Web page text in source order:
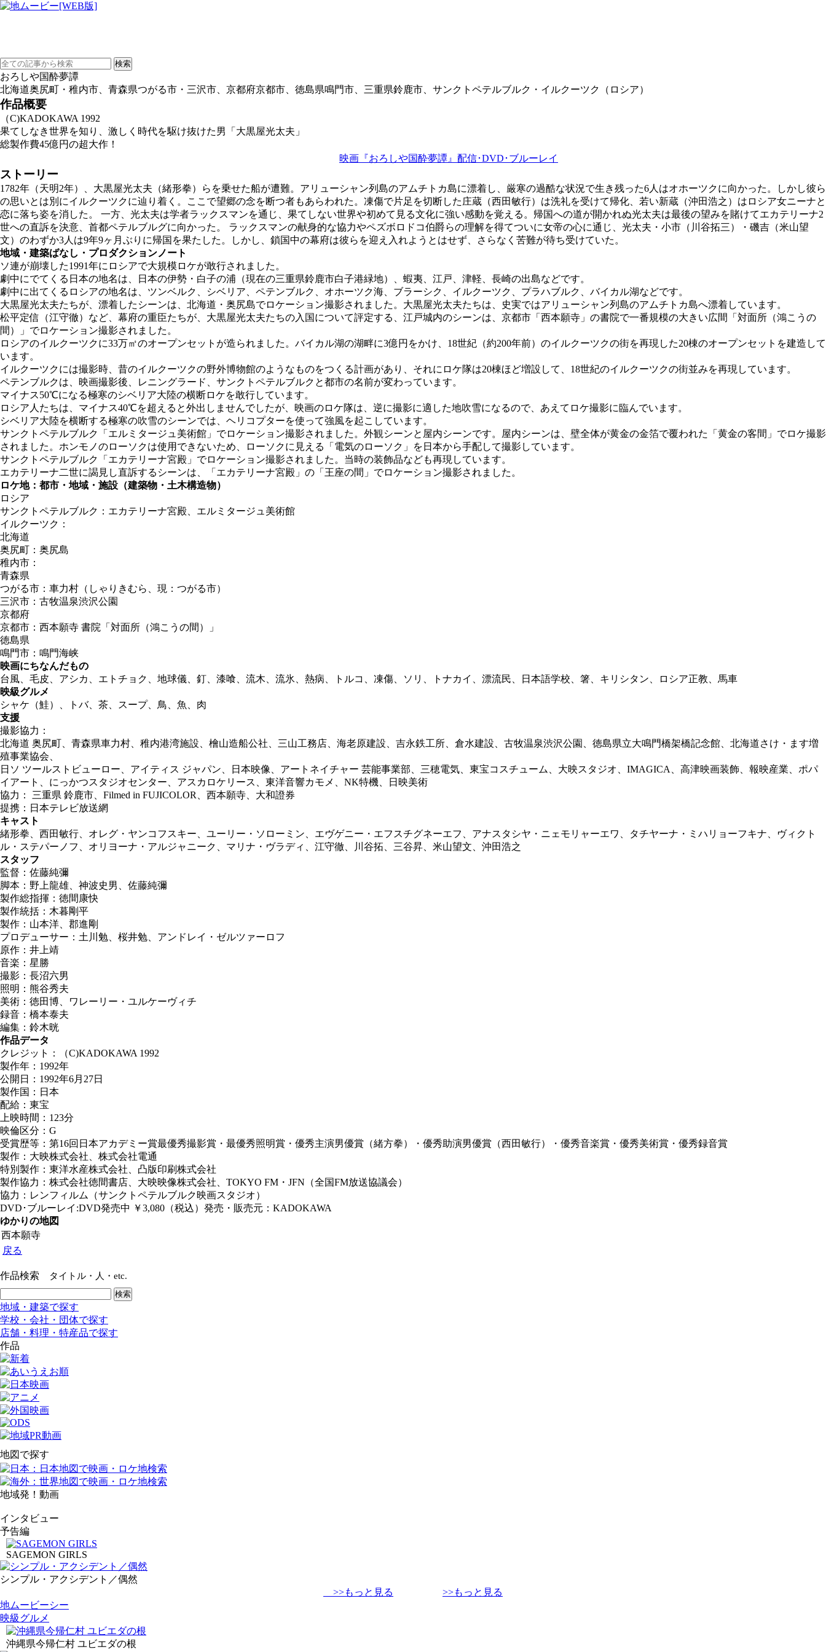
おろしや国酔夢譚
北海道奥尻町・稚内市、青森県つがる市・三沢市、京都府京都市、徳島県鳴門市、三重県鈴鹿市、サンクトペテルブルク・イルクーツク（ロシア）
作品概要
（C)KADOKAWA 1992
果てしなき世界を知り、激しく時代を駆け抜けた男「大黒屋光太夫」
総製作費45億円の超大作！
映画『おろしや国酔夢譚』配信･DVD･ブルーレイ
ストーリー
1782年（天明2年）、大黒屋光太夫（緒形拳）らを乗せた船が遭難。アリューシャン列島のアムチトカ島に漂着し、厳寒の過酷な状況で生き残った6人はオホーツクに向かった。しかし彼ら
の思いとは別にイルクーツクに辿り着く。ここで望郷の念を断つ者もあらわれた。凍傷で片足を切断した庄蔵（西田敏行）は洗礼を受けて帰化、若い新蔵（沖田浩之）はロシア女ニーナと
恋に落ち姿を消した。 一方、光太夫は学者ラックスマンを通じ、果てしない世界や初めて見る文化に強い感動を覚える。帰国への道が開かれぬ光太夫は最後の望みを賭けてエカテリーナ2
世への直訴を決意、首都ペテルブルグに向かった。 ラックスマンの献身的な協力やペズボロドコ伯爵らの理解を得てついに女帝の心に通じ、光太夫・小市（川谷拓三）・磯吉（米山望
文）のわずか3人は9年9ヶ月ぶりに帰国を果たした。しかし、鎖国中の幕府は彼らを迎え入れようとはせず、さらなく苦難が待ち受けていた。
地域・建築ばなし・プロダクションノート
ソ連が崩壊した1991年にロシアで大規模ロケが敢行されました。
劇中にでてくる日本の地名は、日本の伊勢・白子の浦（現在の三重県鈴鹿市白子港緑地）、蝦夷、江戸、津軽、長崎の出島などです。
劇中に出てくるロシアの地名は、ツンベルク、シベリア、ペテンブルク、オホーツク海、ブラーシク、イルクーツク、プラハブルク、バイカル湖などです。
大黒屋光太夫たちが、漂着したシーンは、北海道・奥尻島でロケーション撮影されました。大黒屋光太夫たちは、史実ではアリューシャン列島のアムチトカ島へ漂着しています。
松平定信（江守徹）など、幕府の重臣たちが、大黒屋光太夫たちの入国について評定する、江戸城内のシーンは、京都市「西本願寺」の書院で一番規模の大きい広間「対面所（鴻こうの
間）」でロケーション撮影されました。
ロシアのイルクーツクに33万㎡のオープンセットが造られました。バイカル湖の湖畔に3億円をかけ、18世紀（約200年前）のイルクーツクの街を再現した20棟のオープンセットを建造して
います。
イルクーツクには撮影時、昔のイルクーツクの野外博物館のようなものをつくる計画があり、それにロケ隊は20棟ほど増設して、18世紀のイルクーツクの街並みを再現しています。
ペテンブルクは、映画撮影後、レニングラード、サンクトペテルブルクと都市の名前が変わっています。
マイナス50℃になる極寒のシベリア大陸の横断ロケを敢行しています。
ロシア人たちは、マイナス40℃を超えると外出しませんでしたが、映画のロケ隊は、逆に撮影に適した地吹雪になるので、あえてロケ撮影に臨んでいます。
シベリア大陸を横断する極寒の吹雪のシーンでは、ヘリコプターを使って強風を起こしています。
サンクトペテルブルク「エルミタージュ美術館」でロケーション撮影されました。外観シーンと屋内シーンです。屋内シーンは、壁全体が黄金の金箔で覆われた「黄金の客間」でロケ撮影
されました。ホンモノのローソクは使用できないため、ローソクに見える「電気のローソク」を日本から手配して撮影しています。
サンクトペテルブルク「エカテリーナ宮殿」でロケーション撮影されました。当時の装飾品なども再現しています。
エカテリーナ二世に謁見し直訴するシーンは、「エカテリーナ宮殿」の「王座の間」でロケーション撮影されました。
ロケ地：都市・地域・施設（建築物・土木構造物）
ロシア
サンクトペテルブルク：エカテリーナ宮殿、エルミタージュ美術館
イルクーツク：
北海道
奥尻町：奥尻島
稚内市：
青森県
つがる市：車力村（しゃりきむら、現：つがる市）
三沢市：古牧温泉渋沢公園
京都府
京都市：西本願寺 書院「対面所（鴻こうの間）」
徳島県
鳴門市：鳴門海峡
映画にちなんだもの
台風、毛皮、アシカ、エトチョク、地球儀、釘、漆喰、流木、流氷、熱病、トルコ、凍傷、ソリ、トナカイ、漂流民、日本語学校、箸、キリシタン、ロシア正教、馬車
映級グルメ
シャケ（鮭）、トバ、茶、スープ、鳥、魚、肉
支援
撮影協力：
北海道 奥尻町、青森県車力村、稚内港湾施設、檜山造船公社、三山工務店、海老原建設、吉永鉄工所、倉水建設、古牧温泉渋沢公園、徳島県立大鳴門橋架橋記念館、北海道さけ・ます増
殖事業協会、
日ソ ツールストビューロー、アイティス ジャパン、日本映像、アートネイチャー 芸能事業部、三穂電気、東宝コスチューム、大映スタジオ、IMAGICA、高津映画装飾、報映産業、ポパ
イアート、にっかつスタジオセンター、アスカロケリース、東洋音響カモメ、NK特機、日映美術
協力： 三重県 鈴鹿市、Filmed in FUJICOLOR、西本願寺、大和證券
提携：日本テレビ放送網
キャスト
緒形拳、西田敏行、オレグ・ヤンコフスキー、ユーリー・ソローミン、エヴゲニー・エフスチグネーエフ、アナスタシヤ・ニェモリャーエワ、タチヤーナ・ミハリョーフキナ、ヴィクト
ル・ステパーノフ、オリヨーナ・アルジャニーク、マリナ・ヴラディ、江守徹、川谷拓、三谷昇、米山望文、沖田浩之
スタッフ
監督：佐藤純彌
脚本：野上龍雄、神波史男、佐藤純彌
製作総指揮：徳間康快
製作統括：木暮剛平
製作：山本洋、郡進剛
プロデューサー：土川勉、桜井勉、アンドレイ・ゼルツァーロフ
原作：井上靖
音楽：星勝
撮影：長沼六男
照明：熊谷秀夫
美術：徳田博、ワレーリー・ユルケーヴィチ
録音：橋本泰夫
編集：鈴木晄
作品データ
クレジット：（C)KADOKAWA 1992
製作年：1992年
公開日：1992年6月27日
製作国：日本
配給：東宝
上映時間：123分
映倫区分：G
受賞歴等：第16回日本アカデミー賞最優秀撮影賞・最優秀照明賞・優秀主演男優賞（緒方拳）・優秀助演男優賞（西田敏行）・優秀音楽賞・優秀美術賞・優秀録音賞
製作：大映株式会社、株式会社電通
特別製作：東洋水産株式会社、凸版印刷株式会社
製作協力：株式会社徳間書店、大映映像株式会社、TOKYO FM・JFN（全国FM放送協議会）
協力：レンフィルム（サンクトペテルブルク映画スタジオ）
DVD･ブルーレイ:DVD発売中 ￥3,080（税込）発売・販売元：KADOKAWA
ゆかりの地図
西本願寺
戻る
作品検索 タイトル・人・etc.
地域・建築で探す
学校・会社・団体で探す
店舗・料理・特産品で探す
作品
地図で探す
地域発！動画
インタビュー
予告編
SAGEMON GIRLS
シンプル・アクシデント／偶然
>>もっと見る
>>もっと見る
地ムービーシー
映級グルメ
沖縄県今帰仁村 ユビエダの根